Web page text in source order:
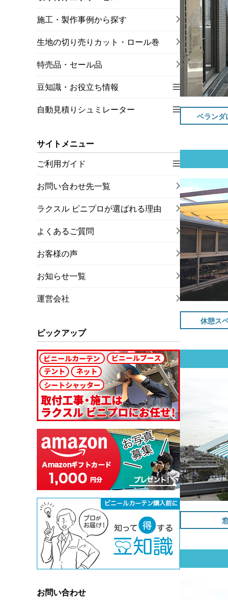
ベランダ
休憩ス
施工・製作事例から探す
生地の切り売りカット・ロール巻
特売品・セール品
豆知識・お役立ち情報
自動見積りシュミレーター
サイトメニュー
ご利用ガイド
お問い合わせ先一覧
ラクスル ビニプロが選ばれる理由
よくあるご質問
お客様の声
お知らせ一覧
運営会社
ピックアップ
お問い合わせ